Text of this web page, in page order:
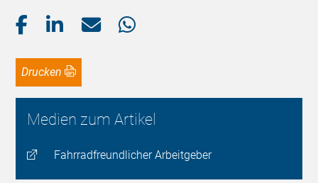
Drucken
Medien zum Artikel
Fahrradfreundlicher Arbeitgeber